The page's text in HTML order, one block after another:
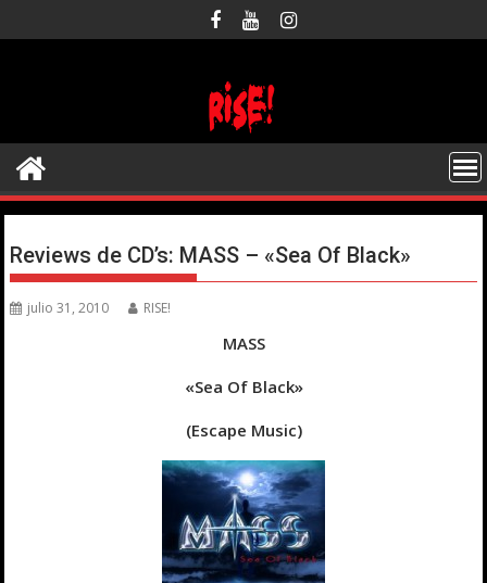
al
Reviews de CD’s: MASS – «Sea Of Black»
julio 31, 2010 RISE!
MASS
«Sea Of Black»
(Escape Music)